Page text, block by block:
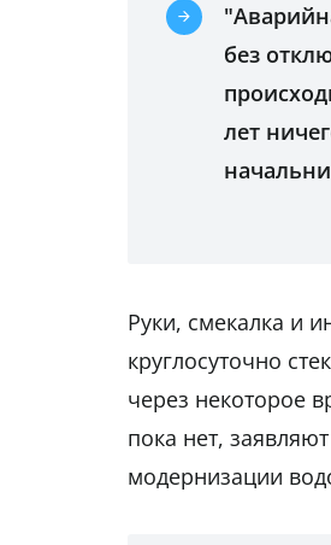
без
лет
Руки, смекалка и
круглосуточно
через некоторое
пока нет,
модернизации